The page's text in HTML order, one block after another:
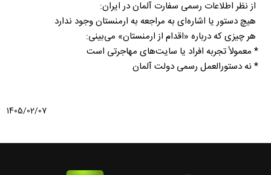
‎* معمولاً تجربه افراد یا سایت‌های مهاجرتی است
‎* نه دستورالعمل رسمی دولت آلمان
1405/02/07